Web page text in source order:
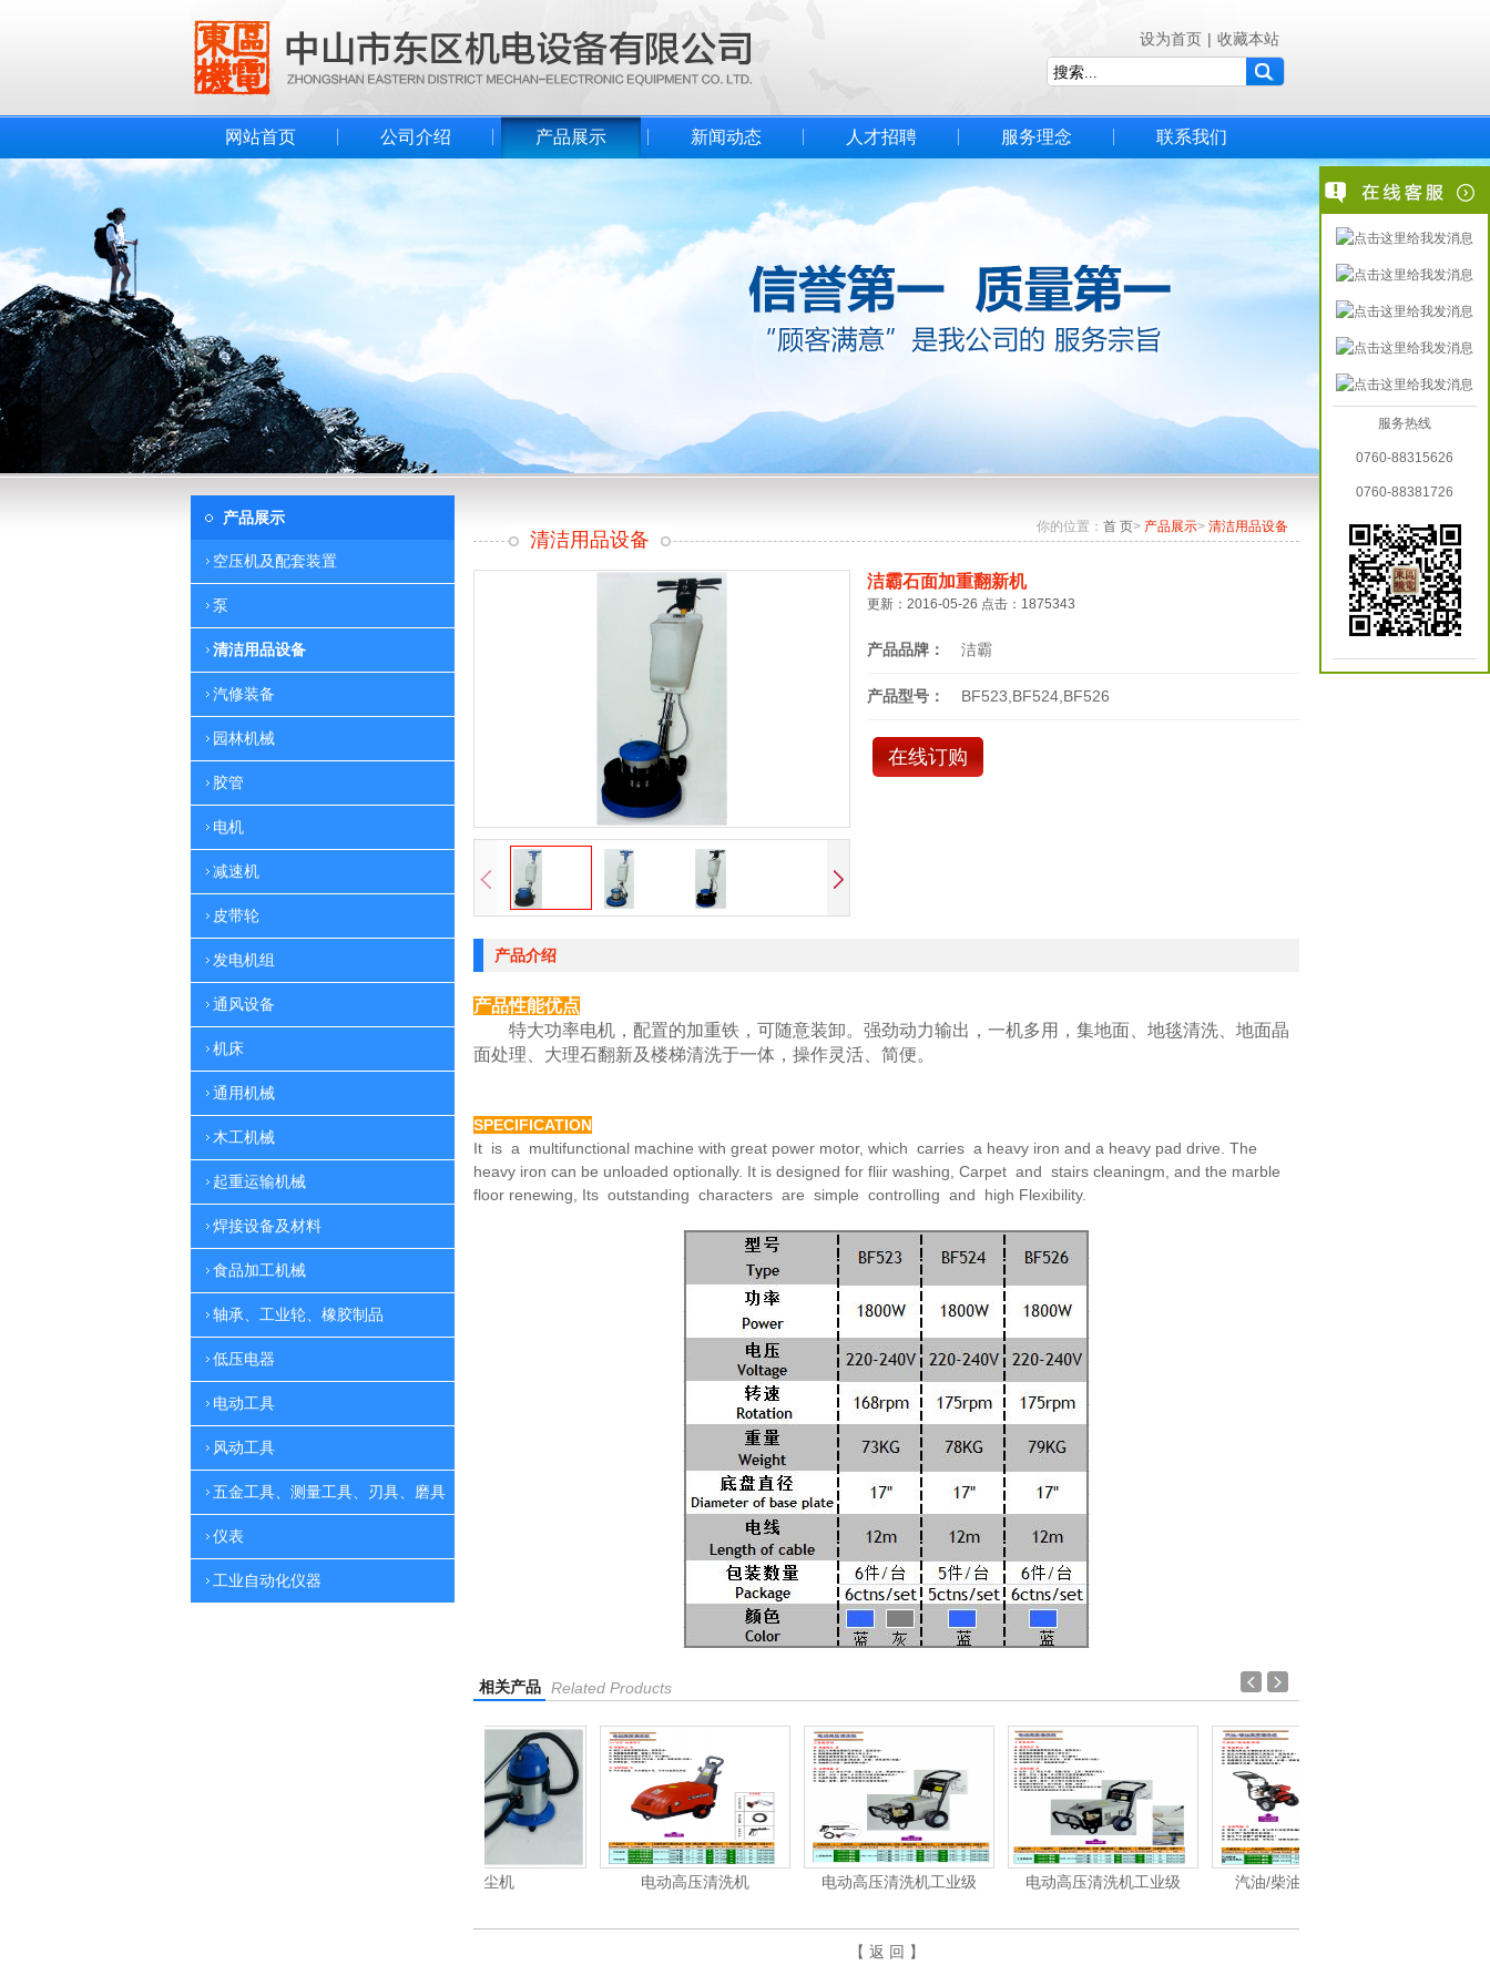
设为首页 | 收藏本站
网站首页 公司介绍 产品展示 新闻动态 人才招聘 服务理念 联系我们
产品展示
空压机及配套装置
泵
清洁用品设备
汽修装备
园林机械
胶管
电机
减速机
皮带轮
发电机组
通风设备
机床
通用机械
木工机械
起重运输机械
焊接设备及材料
食品加工机械
轴承、工业轮、橡胶制品
低压电器
电动工具
风动工具
五金工具、测量工具、刃具、磨具
仪表
工业自动化仪器
你的位置： 首 页> 产品展示> 清洁用品设备
清洁用品设备
洁霸石面加重翻新机
更新：2016-05-26 点击：1875343
产品品牌： 洁霸
产品型号： BF523,BF524,BF526
在线订购
产品介绍
产品性能优点
特大功率电机，配置的加重铁，可随意装卸。强劲动力输出，一机多用，集地面、地毯清洗、地面晶
面处理、大理石翻新及楼梯清洗于一体，操作灵活、简便。
SPECIFICATION
It is a multifunctional machine with great power motor, which carries a heavy iron and a heavy pad drive. The
heavy iron can be unloaded optionally. It is designed for fliir washing, Carpet and stairs cleaningm, and the marble
floor renewing, Its outstanding characters are simple controlling and high Flexibility.
相关产品 Related Products
电动高压清洗机工业级 电动高压清洗机工业级 汽油/柴油高压清洗机
【 返 回 】
服务热线
0760-88315626
0760-88381726